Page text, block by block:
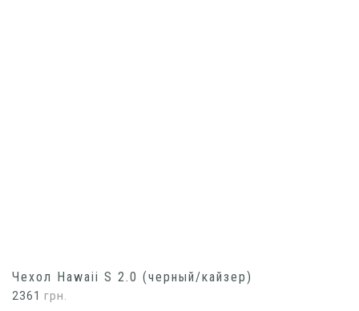
Чехол Hawaii S 2.0 (черный/кайзер)
2361 грн.